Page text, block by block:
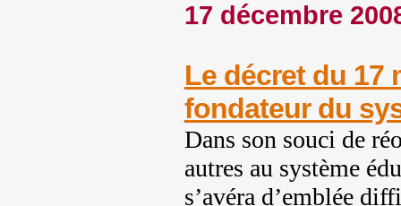
17 décembre
Le décret du 17
fondateur du
Dans son souci de
autres au système
s’avéra d’emblée